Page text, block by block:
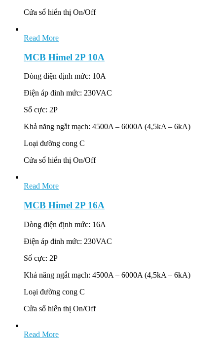
Cửa sổ hiển thị On/Off
Read More
MCB Himel 2P 10A
Dòng điện định mức: 10A
Điện áp đinh mức: 230VAC
Số cực: 2P
Khả năng ngắt mạch: 4500A – 6000A (4,5kA – 6kA)
Loại đường cong C
Cửa sổ hiển thị On/Off
Read More
MCB Himel 2P 16A
Dòng điện định mức: 16A
Điện áp đinh mức: 230VAC
Số cực: 2P
Khả năng ngắt mạch: 4500A – 6000A (4,5kA – 6kA)
Loại đường cong C
Cửa sổ hiển thị On/Off
Read More